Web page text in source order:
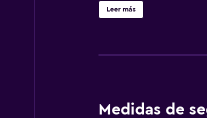
LED de 40 pulgadas con
secador de pelo. Este motel
Leer más
Medidas de